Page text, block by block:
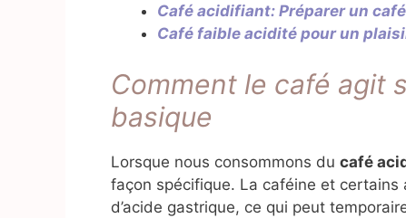
Café acidifiant: Préparer un
Café faible acidité pour un
Comment le café agit
basique
Lorsque nous consommons du café
façon spécifique. La caféine et
d’acide gastrique, ce qui peut